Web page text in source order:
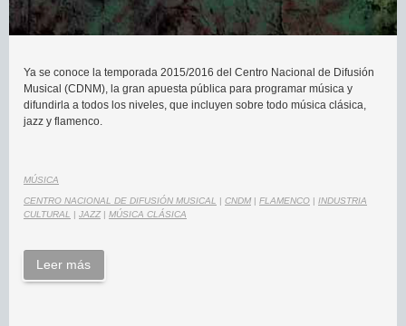
Ya se conoce la temporada 2015/2016 del Centro Nacional de Difusión
Musical (CDNM), la gran apuesta pública para programar música y
difundirla a todos los niveles, que incluyen sobre todo música clásica,
jazz y flamenco.
MÚSICA
CENTRO NACIONAL DE DIFUSIÓN MUSICAL | CNDM | FLAMENCO | INDUSTRIA
CULTURAL
| JAZZ| MÚSICA CLÁSICA
Leer más